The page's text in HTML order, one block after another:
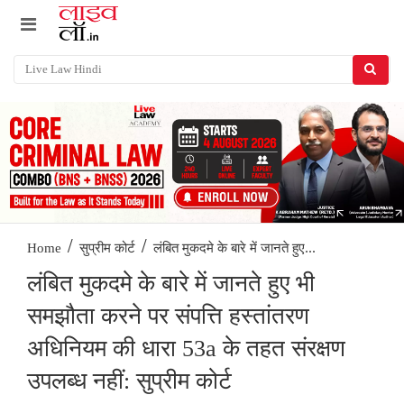
Home / सुप्रीम कोर्ट / लंबित मुकदमे के बारे में जानते हुए...
लंबित मुकदमे के बारे में जानते हुए भी
समझौता करने पर संपत्ति हस्तांतरण
अधिनियम की धारा 53a के तहत संरक्षण
उपलब्ध नहीं: सुप्रीम कोर्ट